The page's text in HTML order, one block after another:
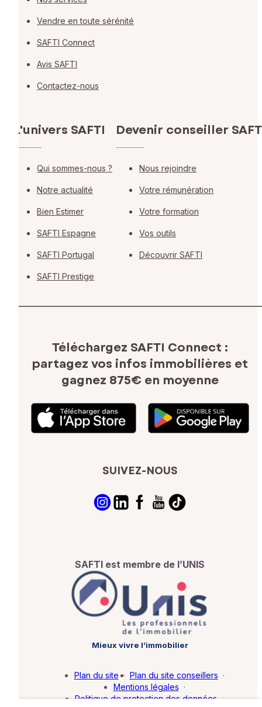
Vendre en toute sérénité
SAFTI Connect
Avis SAFTI
Contactez-nous
L'univers SAFTI
Qui sommes-nous ?
Notre actualité
Bien Estimer
SAFTI Espagne
SAFTI Portugal
SAFTI Prestige
Devenir conseiller
Nous rejoindre
Votre rémunération
Votre formation
Vos outils
Découvrir SAFTI
Téléchargez SAFTI Connect :
partagez vos infos immobilières et
gagnez 875€ en moyenne
SUIVEZ-NOUS
SAFTI est membre de l’UNIS
Mieux vivre l’immobilier
Plan du site · Plan du site conseillers ·
Mentions légales ·
Politique de protection des données ·